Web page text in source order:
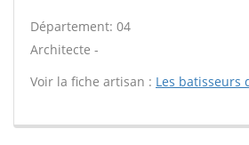
Département: 04
Architecte -
Voir la fiche artisan : Les batisseurs